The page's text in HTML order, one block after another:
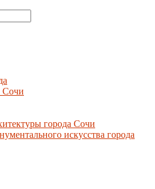
Сочи
города Сочи
искусства города